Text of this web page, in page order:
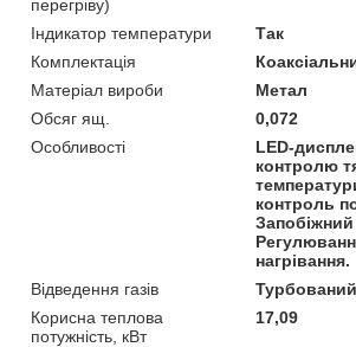
перегріву)
Індикатор температури
Так
Комплектація
Матеріал вироби
Метал
Обсяг ящ.
0,072
Особливості
LED-
контролю
контроль
Запобіжний
нагрівання.
Відведення газів
Турбований
Корисна теплова
потужність, кВт
17,09